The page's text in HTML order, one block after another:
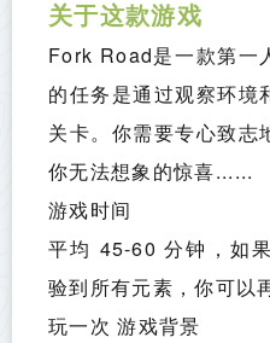
关于这款游戏
Fork Road是一款第一
的任务是通过观察环境
关卡。你需要专心致志
你无法想象的惊喜......
游戏时间
平均 45-60 分钟，如
验到所有元素，你可以
玩一次 游戏背景